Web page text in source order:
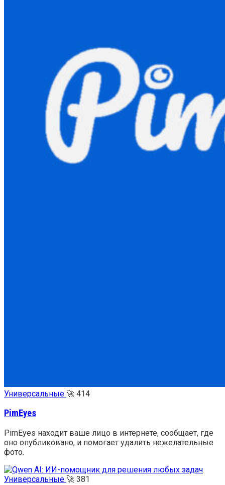
Универсальные 🚀 414
PimEyes
PimEyes находит ваше лицо в интернете, сообщает, где
оно опубликовано, и помогает удалить нежелательные
фото.
Универсальные 🚀 381